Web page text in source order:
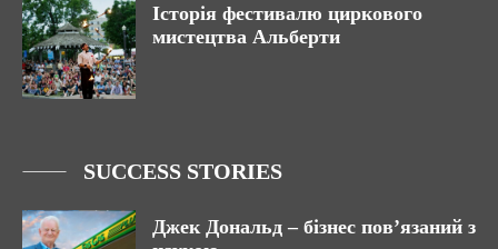
Історія фестивалю циркового
мистецтва Альберти
SUCCESS STORIES
Джек Дональд – бізнес пов’язаний з